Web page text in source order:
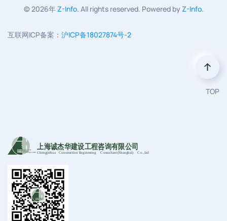
© 2026年Z-Info. All rights reserved. Powered by Z-Info.
互联网ICP备案： 沪ICP备18027874号-2
TOP
上海诚杰华建设工程咨询有限公司
Chengjiehua Construction Engineering C onsultant (Shanghai) C o.,Ltd